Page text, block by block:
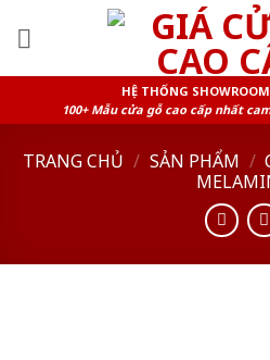
HỆ THỐNG
100+ Mẫu cửa gỗ cao cấp nhất
TRANG CHỦ / SẢN PHẨM /